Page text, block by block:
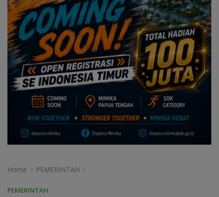
Home PEMERINTAH
PEMERINTAH